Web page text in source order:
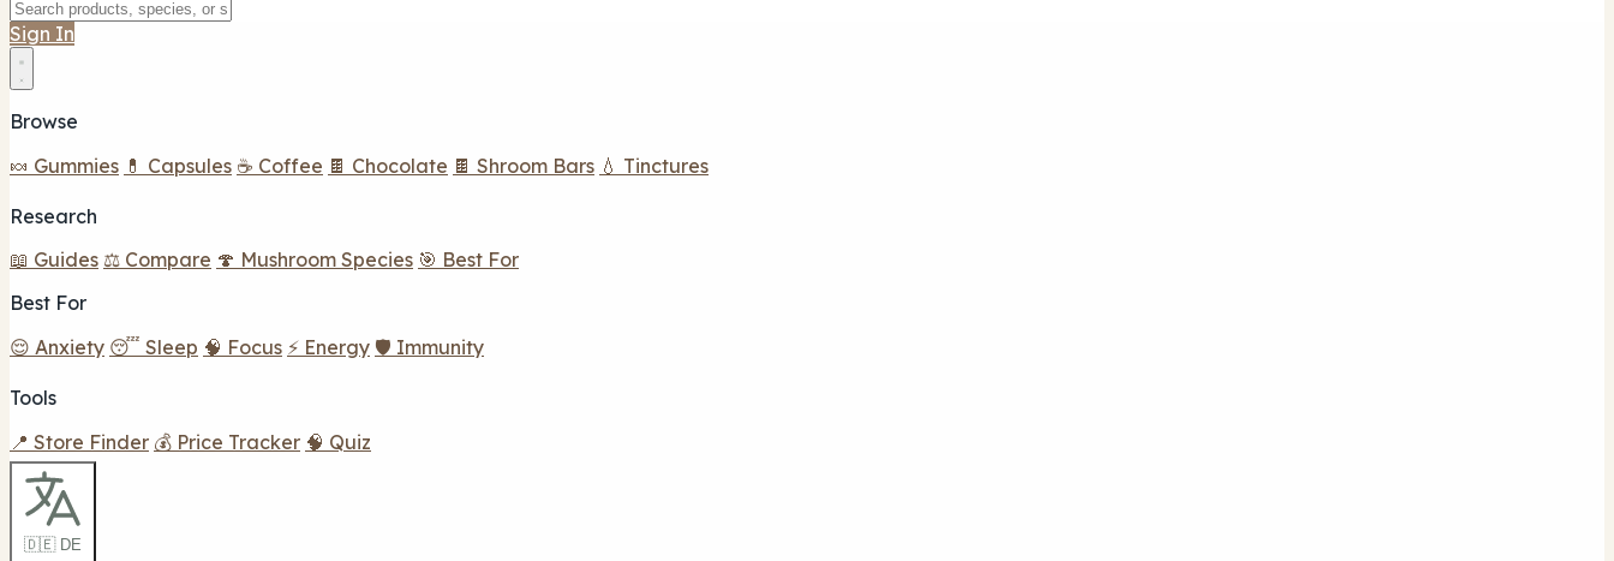
Sign In
Browse
🍬 Gummies 💊 Capsules ☕ Coffee 🍫 Chocolate 🍫 Shroom Bars 💧 Tinctures
Research
📖 Guides ⚖️ Compare 🍄 Mushroom Species 🎯 Best For
Best For
😌 Anxiety 😴 Sleep 🧠 Focus ⚡ Energy 🛡️ Immunity
Tools
📍 Store Finder 💰 Price Tracker 🧠 Quiz
🇩🇪 DE